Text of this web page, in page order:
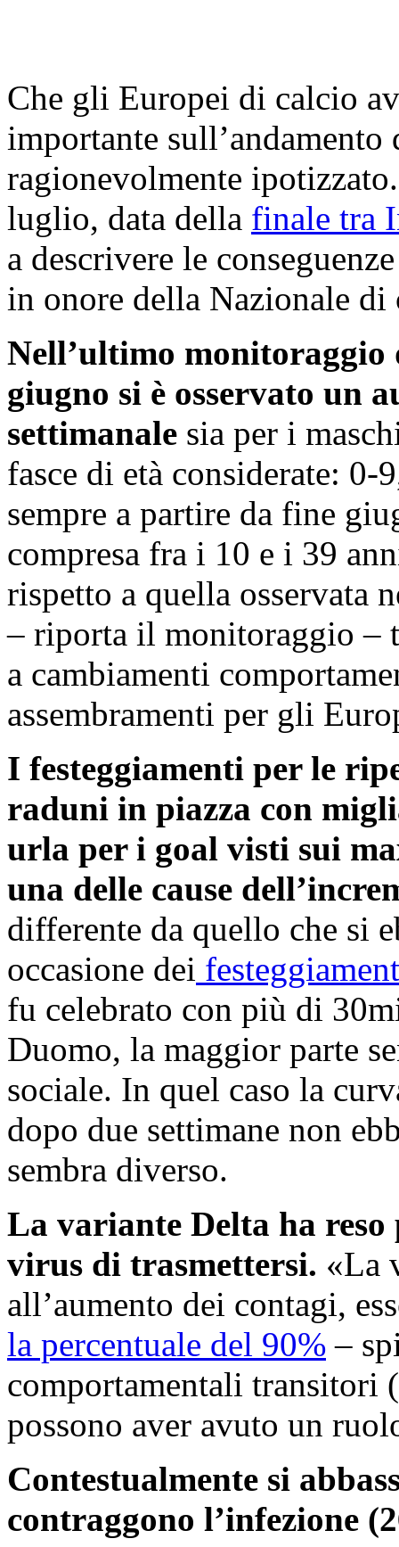
Che gli Europei di calcio
importante sull’andamento
ragionevolmente
luglio, data della finale tra
a descrivere le
in onore della Nazionale di
Nell’ultimo monitoraggio
giugno si è osservato un
settimanale sia per i
fasce di età considerate:
sempre a partire da fine
compresa fra i 10 e i 39
rispetto a quella osservata
– riporta il monitoraggio –
a cambiamenti
assembramenti per gli
I festeggiamenti per le
raduni in piazza con
urla per i goal visti sui
una delle cause
differente da quello che si
occasione dei
fu celebrato con più di
Duomo, la maggior parte
sociale. In quel caso la
dopo due settimane non
sembra diverso.
La variante Delta ha
virus di trasmettersi. «La
all’aumento dei contagi,
la percentuale del 90% –
comportamentali transitori
possono aver avuto un
Contestualmente si
contraggono l’infezione